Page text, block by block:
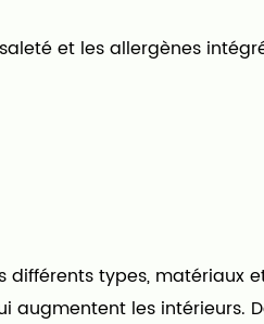
et les allergènes
types, matériaux
augmentent les intérieurs.